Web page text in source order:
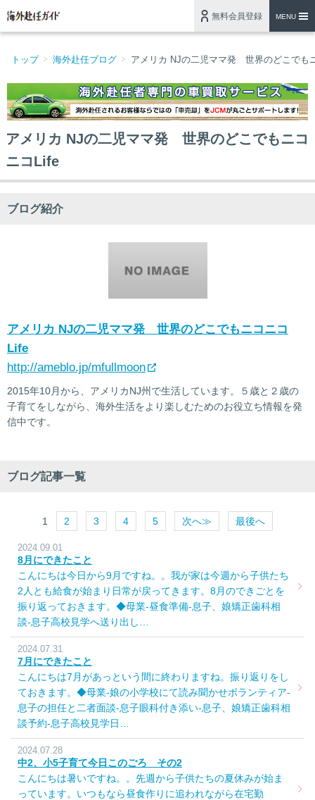
無料会員登録 MENU
トップ 海外赴任ブログ アメリカ NJの二児ママ発 世界のどこでも
アメリカ NJの二児ママ発 世界のどこでもニコ
ニコLife
ブログ紹介
アメリカ NJの二児ママ発 世界のどこでもニコニコ
Life
http://ameblo.jp/mfullmoon
2015年10月から、アメリカNJ州で生活しています。５歳と２歳の
子育てをしながら、海外生活をより楽しむためのお役立ち情報を発
信中です。
ブログ記事一覧
1 2 3 4 5 次へ≫ 最後へ
2024.09.01
8月にできたこと
こんにちは今日から9月ですね。。我が家は今週から子供たち
2人とも給食が始まり日常が戻ってきます。8月のできごとを
振り返っておきます。◆母業-昼食準備-息子、娘矯正歯科相
談-息子高校見学へ送り出し…
2024.07.31
7月にできたこと
こんにちは7月があっという間に終わりますね。振り返りをし
ておきます。◆母業-娘の小学校にて読み聞かせボランティア-
息子の担任と二者面談-息子眼科付き添い-息子、娘矯正歯科相
談予約-息子高校見学日…
2024.07.28
中2、小5子育て今日このごろ その2
こんにちは暑いですね。。先週から子供たちの夏休みが始ま
っています。いつもなら昼食作りに追われながら在宅勤